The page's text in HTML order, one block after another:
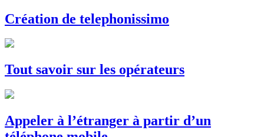
Création de telephonissimo
Tout savoir sur les opérateurs
Appeler à l’étranger à partir d’un